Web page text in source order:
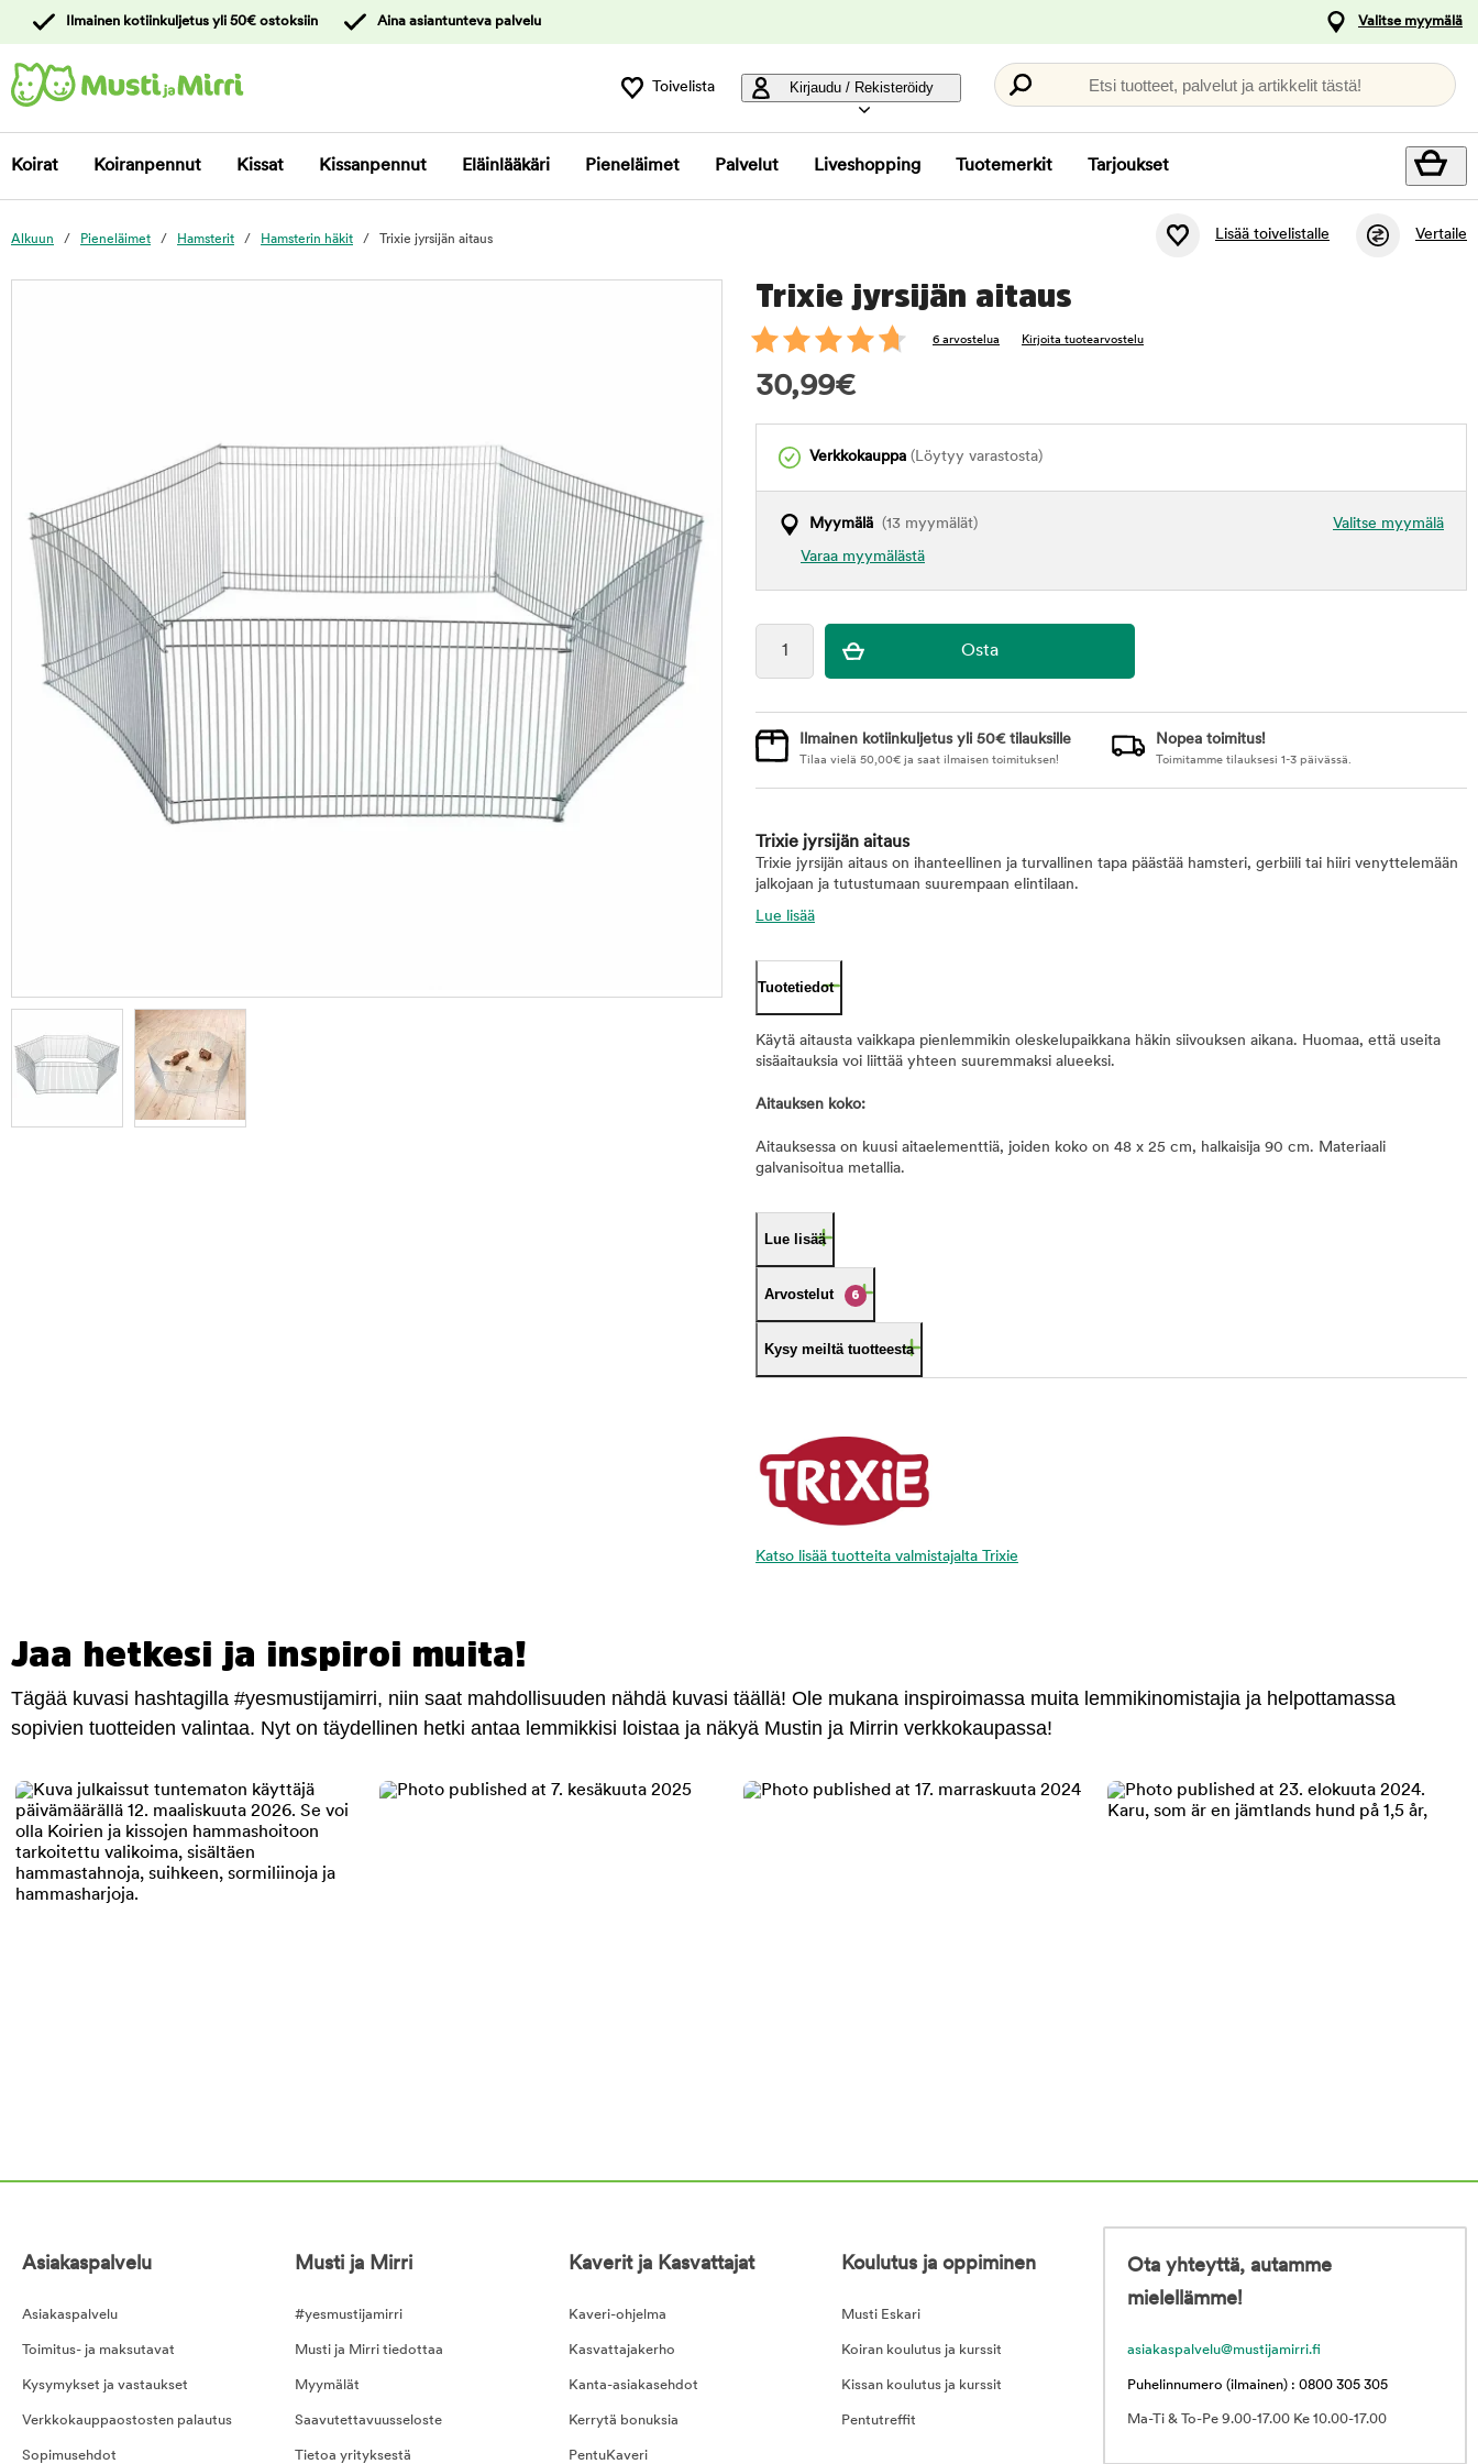
asiakaspalveluun
Ilmainen kotiinkuljetus yli 50€ ostoksiin Aina asiantunteva palvelu Valitse myymälä
Toivelista Kirjaudu / Rekisteröidy Etsi tuotteet, palvelut ja artikkelit tästä!
Koirat Koiranpennut Kissat Kissanpennut Eläinlääkäri Pieneläimet Palvelut Liveshopping Tuotemerkit Tarjoukset
Alkuun Pieneläimet Hamsterit Hamsterin häkit Trixie jyrsijän aitaus Lisää toivelistalle Vertaile
Trixie jyrsijän aitaus
6 arvostelua Kirjoita tuotearvostelu
30,99€
Verkkokauppa (Löytyy varastosta)
Valitse myymälä
Myymälä (13 myymälät)
Varaa myymälästä
Ilmainen kotiinkuljetus yli 50€ tilauksille
Tilaa vielä 50,00€ ja saat ilmaisen toimituksen!
Nopea toimitus!
Toimitamme tilauksesi 1-3 päivässä.
Trixie jyrsijän aitaus
Trixie jyrsijän aitaus on ihanteellinen ja turvallinen tapa päästää hamsteri, gerbiili tai hiiri venyttelemään
jalkojaan ja tutustumaan suurempaan elintilaan.
Lue lisää
Tuotetiedot
Käytä aitausta vaikkapa pienlemmikin oleskelupaikkana häkin siivouksen aikana. Huomaa, että useita
sisäaitauksia voi liittää yhteen suuremmaksi alueeksi.
Aitauksen koko:
Aitauksessa on kuusi aitaelementtiä, joiden koko on 48 x 25 cm, halkaisija 90 cm. Materiaali
galvanisoitua metallia.
Lue lisää
Arvostelut 6
Kysy meiltä tuotteesta
Katso lisää tuotteita valmistajalta Trixie
Jaa hetkesi ja inspiroi muita!
Tägää kuvasi hashtagilla #yesmustijamirri, niin saat mahdollisuuden nähdä kuvasi täällä! Ole mukana inspiroimassa muita lemmikinomistajia ja helpottamassa
sopivien tuotteiden valintaa. Nyt on täydellinen hetki antaa lemmikkisi loistaa ja näkyä Mustin ja Mirrin verkkokaupassa!
Asiakaspalvelu
Asiakaspalvelu
Toimitus- ja maksutavat
Kysymykset ja vastaukset
Verkkokauppaostosten palautus
Sopimusehdot
Musti ja Mirri
#yesmustijamirri
Musti ja Mirri tiedottaa
Myymälät
Saavutettavuusseloste
Tietoa yrityksestä
Kaverit ja Kasvattajat
Kaveri-ohjelma
Kasvattajakerho
Kanta-asiakasehdot
Kerrytä bonuksia
PentuKaveri
Koulutus ja oppiminen
Musti Eskari
Koiran koulutus ja kurssit
Kissan koulutus ja kurssit
Pentutreffit
Ota yhteyttä, autamme
mielellämme!
asiakaspalvelu@mustijamirri.fi
Puhelinnumero (ilmainen) : 0800 305 305
Ma-Ti & To-Pe 9.00-17.00 Ke 10.00-17.00